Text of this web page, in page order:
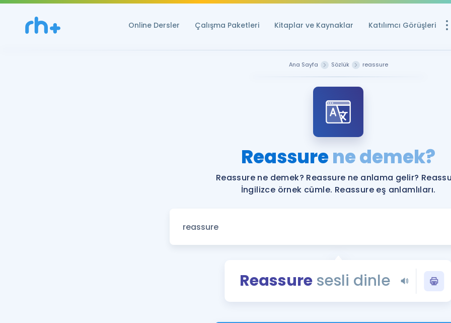
Online Dersler Çalışma Paketleri Kitaplar ve Kaynaklar Katılımcı Görüşleri
YDS ve YÖKDİL
YDS ve YÖKDİL'e
Tüm ÖSYM
YDS - YÖKDİL
İngilizce Gramer
Ana Sayfa Sözlük reassure
Reassurene demek?
Reassure ne demek? Reassure ne anlama gelir?
İngilizce örnek cümle. Reassure eş anlamlıları.
Reassure sesli dinle